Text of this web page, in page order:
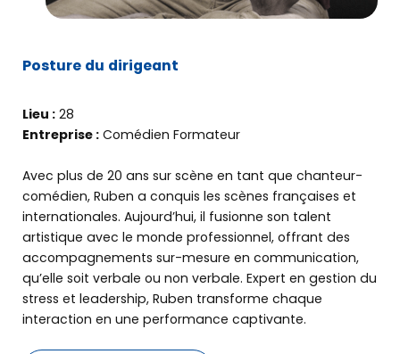
Posture du dirigeant
Lieu : 28
Entreprise : Comédien Formateur
Avec plus de 20 ans sur scène en tant que chanteur-
comédien, Ruben a conquis les scènes françaises et
internationales. Aujourd’hui, il fusionne son talent
artistique avec le monde professionnel, offrant des
accompagnements sur-mesure en communication,
qu’elle soit verbale ou non verbale. Expert en gestion du
stress et leadership, Ruben transforme chaque
interaction en une performance captivante.